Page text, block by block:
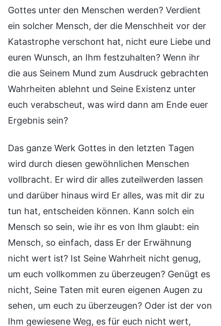
Gottes unter den Menschen werden? Verdient
ein solcher Mensch, der die Menschheit vor der
Katastrophe verschont hat, nicht eure Liebe und
euren Wunsch, an Ihm festzuhalten? Wenn ihr
die aus Seinem Mund zum Ausdruck gebrachten
Wahrheiten ablehnt und Seine Existenz unter
euch verabscheut, was wird dann am Ende euer
Ergebnis sein?
Das ganze Werk Gottes in den letzten Tagen
wird durch diesen gewöhnlichen Menschen
vollbracht. Er wird dir alles zuteilwerden lassen
und darüber hinaus wird Er alles, was mit dir zu
tun hat, entscheiden können. Kann solch ein
Mensch so sein, wie ihr es von Ihm glaubt: ein
Mensch, so einfach, dass Er der Erwähnung
nicht wert ist? Ist Seine Wahrheit nicht genug,
um euch vollkommen zu überzeugen? Genügt es
nicht, Seine Taten mit euren eigenen Augen zu
sehen, um euch zu überzeugen? Oder ist der von
Ihm gewiesene Weg, es für euch nicht wert,